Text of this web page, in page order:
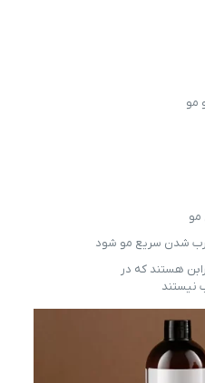
مو
مو
شدن سریع مو شود
هستند که در
نیستند